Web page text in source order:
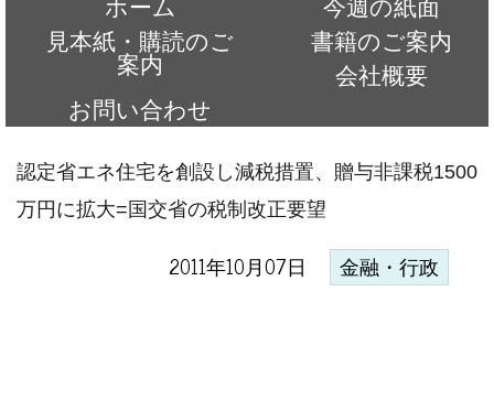
ホーム
今週の紙面
見本紙・購読のご
案内
書籍のご案内
会社概要
お問い合わせ
認定省エネ住宅を創設し減税措置、贈与非課税1500
万円に拡大=国交省の税制改正要望
2011年10月07日 金融・行政